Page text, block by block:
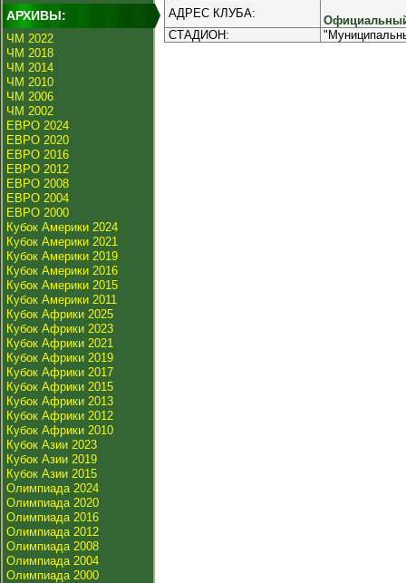
АРХИВЫ:
ЧМ 2022
ЧМ 2018
ЧМ 2014
ЧМ 2010
ЧМ 2006
ЧМ 2002
ЕВРО 2024
ЕВРО 2020
ЕВРО 2016
ЕВРО 2012
ЕВРО 2008
ЕВРО 2004
ЕВРО 2000
Кубок Америки 2024
Кубок Америки 2021
Кубок Америки 2019
Кубок Америки 2016
Кубок Америки 2015
Кубок Америки 2011
Кубок Африки 2025
Кубок Африки 2023
Кубок Африки 2021
Кубок Африки 2019
Кубок Африки 2017
Кубок Африки 2015
Кубок Африки 2013
Кубок Африки 2012
Кубок Африки 2010
Кубок Азии 2023
Кубок Азии 2019
Кубок Азии 2015
Олимпиада 2024
Олимпиада 2020
Олимпиада 2016
Олимпиада 2012
Олимпиада 2008
Олимпиада 2004
Олимпиада 2000
АДРЕС КЛУБА:
Официальный
СТАДИОН: